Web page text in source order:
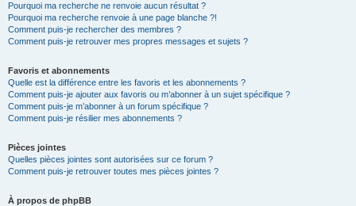
Pourquoi ma recherche ne renvoie aucun résultat ?
Pourquoi ma recherche renvoie à une page blanche ?!
Comment puis-je rechercher des membres ?
Comment puis-je retrouver mes propres messages et sujets ?
Favoris et abonnements
Quelle est la différence entre les favoris et les abonnements ?
Comment puis-je ajouter aux favoris ou m’abonner à un sujet spécifique ?
Comment puis-je m’abonner à un forum spécifique ?
Comment puis-je résilier mes abonnements ?
Pièces jointes
Quelles pièces jointes sont autorisées sur ce forum ?
Comment puis-je retrouver toutes mes pièces jointes ?
À propos de phpBB